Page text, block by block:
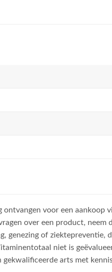
voor een aankoop
over een product, neem
genezing of ziektepreventie,
niet is
arts met